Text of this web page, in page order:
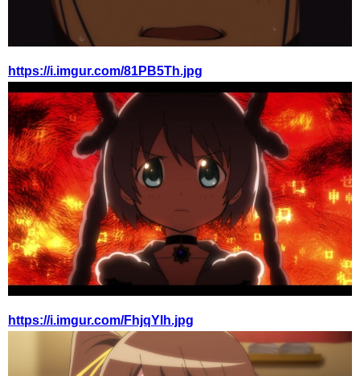
https://i.imgur.com/81PB5Th.jpg
https://i.imgur.com/FhjqYlh.jpg